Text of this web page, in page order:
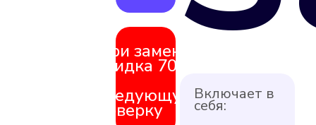
Включает в
себя:
При замене
скидка 70%
следующую
поверку